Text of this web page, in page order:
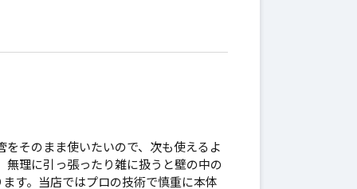
そのまま使いたいので、次も使えるよ
理に引っ張ったり雑に扱うと壁の中の
す。当店ではプロの技術で慎重に本体